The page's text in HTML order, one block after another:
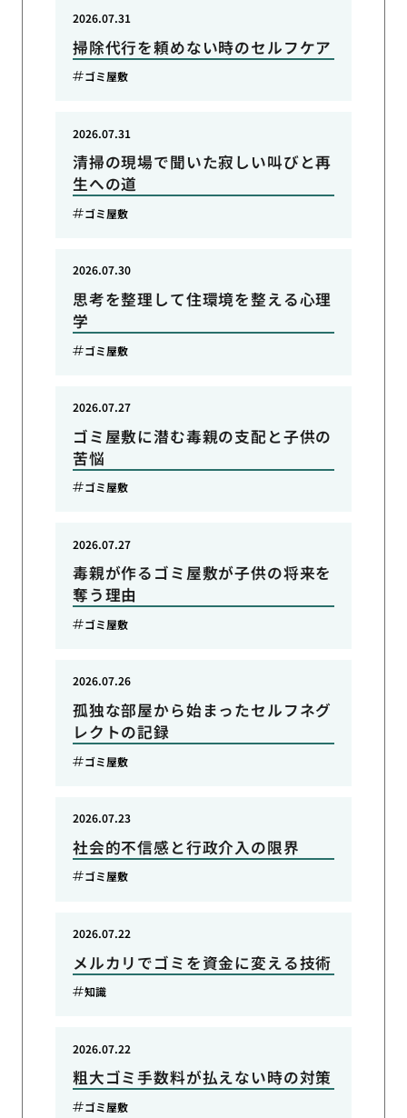
掃除代行を頼めない時のセルフケア
2026.07.31
ゴミ屋敷
清掃の現場で聞いた寂しい叫びと再
生への道
2026.07.31
ゴミ屋敷
思考を整理して住環境を整える心理
学
2026.07.30
ゴミ屋敷
ゴミ屋敷に潜む毒親の支配と子供の
苦悩
2026.07.27
ゴミ屋敷
毒親が作るゴミ屋敷が子供の将来を
奪う理由
2026.07.27
ゴミ屋敷
孤独な部屋から始まったセルフネグ
レクトの記録
2026.07.26
ゴミ屋敷
社会的不信感と行政介入の限界
2026.07.23
ゴミ屋敷
メルカリでゴミを資金に変える技術
2026.07.22
知識
粗大ゴミ手数料が払えない時の対策
2026.07.22
ゴミ屋敷